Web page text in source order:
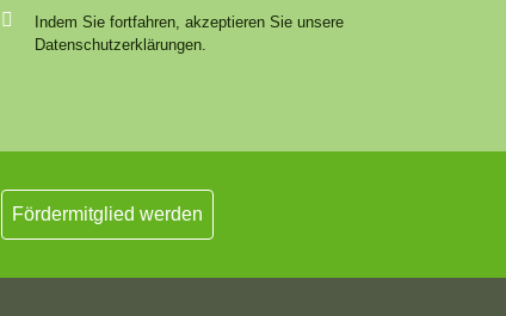
Indem Sie fortfahren, akzeptieren Sie unsere
Datenschutzerklärungen.
Fördermitglied werden